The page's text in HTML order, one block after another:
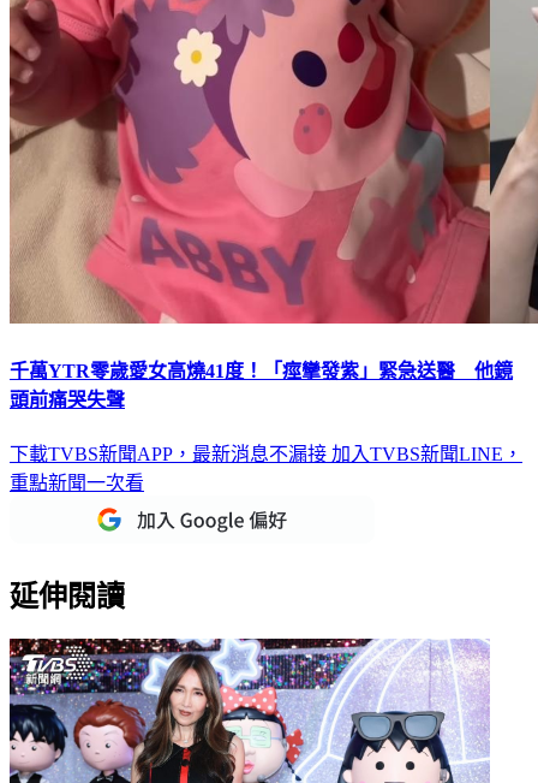
千萬YTR零歲愛女高燒41度！「痙攣發紫」緊急送醫 他鏡
頭前痛哭失聲
下載TVBS新聞APP，最新消息不漏接 加入TVBS新聞LINE，
重點新聞一次看
延伸閱讀